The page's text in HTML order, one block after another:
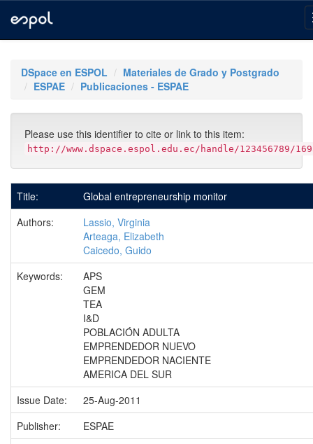
navigationDSpace en ESPOL
Materiales de Grado y Postgrado
ESPAE
Publicaciones - ESPAE
Please use this identifier to cite or link to this item:
http://www.dspace.espol.edu.ec/handle/123456789/
Title:
Global entrepreneurship monitor
Authors:
Lassio, Virginia
Arteaga, Elizabeth
Caicedo, Guido
Keywords:
APS
GEM
TEA
I&D
POBLACIÓN ADULTA
EMPRENDEDOR NUEVO
EMPRENDEDOR NACIENTE
AMERICA DEL SUR
Issue Date:
25-Aug-2011
Publisher:
ESPAE